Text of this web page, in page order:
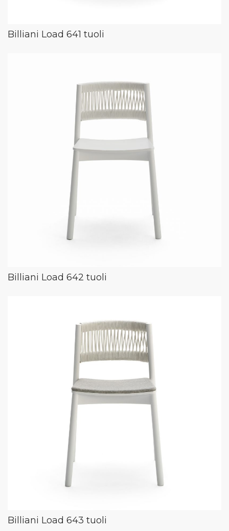
Billiani Load 641 tuoli
Billiani Load 642 tuoli
Billiani Load 643 tuoli